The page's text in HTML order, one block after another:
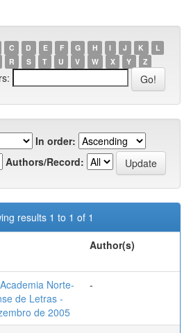
C D E F G H I J K
L
R S T U V W X Y Z
In order:
Authors/Record:
results 1 to 1 of 1
Author(s)
Norte-
de Letras -
de 2005
-